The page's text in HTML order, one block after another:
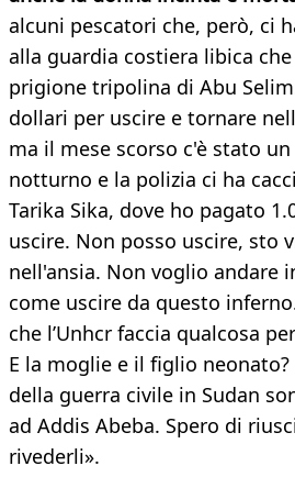
alcuni pescatori che, però, ci
alla guardia costiera libica
prigione tripolina di Abu
dollari per uscire e tornare
ma il mese scorso c'è stato
notturno e la polizia ci ha
Tarika Sika, dove ho pagato
uscire. Non posso uscire, sto
nell'ansia. Non voglio andare
come uscire da questo
che l’Unhcr faccia qualcosa
E la moglie e il figlio neonato?
della guerra civile in Sudan
ad Addis Abeba. Spero di
rivederli».